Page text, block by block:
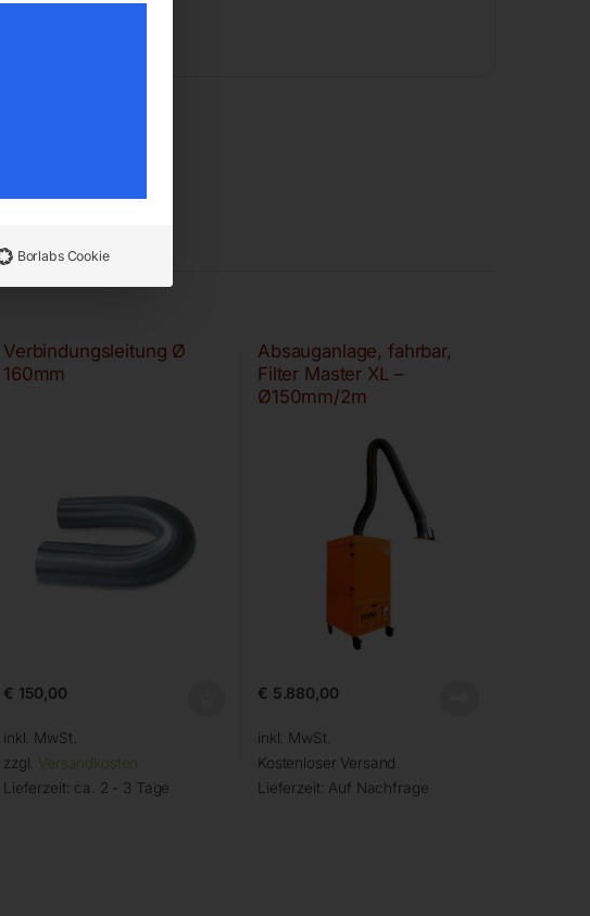
Verbindungsleitung Ø
160mm
€ 150,00
inkl. MwSt.
zzgl. Versandkosten
Lieferzeit: ca. 2 - 3 Tage
Absauganlage, fahrbar,
Filter Master XL –
Ø150mm/2m
€ 5.880,00
inkl. MwSt.
Kostenloser Versand
Lieferzeit: Auf Nachfrage
Borlabs Cookie